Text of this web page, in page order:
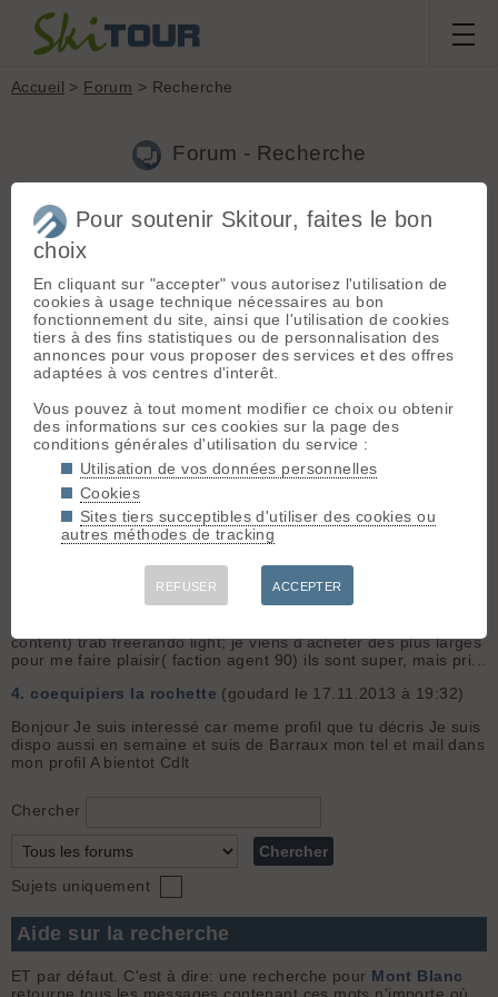
Accueil > Forum > Recherche
Forum - Recherche
Nouveau sujet|Voir tous les sujets
4 résultats
Lowtech : déclenchement avant après l'arrière
le 19.01.2018 à 14:04)
+1 avec casscroot casscroot a dit avant parler différence de
sécurité théorique des fixations alpines vs fixation type lowtech
"sèches", il faudrait avoir une approche pratique : la grande
majorité des fixations alpines (ou rando) sont t...
perdu gants/mitaine millet parking Pleynet (goudard le
01.12.2017 à 10:32)
bonjour, perdu mes gants/mitaines millet au bout du parking de
Pleynet hier Jeudi 30 nov 😯
Taille de skis - Forums & vendeurs poussent-ils à
Salut Je te conseille 172 en longueur: Je fais exactement
content) trab freerando light; je viens d'acheter des plus larges
pour me faire plaisir( faction agent 90) ils sont super, mais pri...
4. coequipiers la rochette (goudard le 17.11.2013 à 19:32)
Bonjour Je suis interessé car meme profil que tu décris Je suis
dispo aussi en semaine et suis de Barraux mon tel et mail dans
mon profil A bientot Cdlt
Chercher
Sujets uniquement
Aide sur la recherche
ET par défaut. C'est à dire: une recherche pour Mont Blanc
retourne tous les messages contenant ces mots n'importe où.
Pour soutenir Skitour, faites le bon
choix
En cliquant sur "accepter" vous autorisez l'utilisation de
cookies à usage technique nécessaires au bon
fonctionnement du site, ainsi que l'utilisation de cookies
tiers à des fins statistiques ou de personnalisation des
annonces pour vous proposer des services et des offres
adaptées à vos centres d'interêt.
Vous pouvez à tout moment modifier ce choix ou obtenir
des informations sur ces cookies sur la page des
conditions générales d'utilisation du service :
Utilisation de vos données personnelles
Cookies
Sites tiers succeptibles d'utiliser des cookies ou
autres méthodes de tracking
REFUSER ACCEPTER